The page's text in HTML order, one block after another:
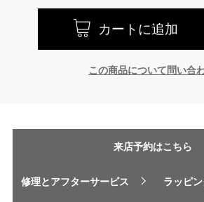
この商品について問い合
来店予約はこちら
修理とアフターサービス ラッピ